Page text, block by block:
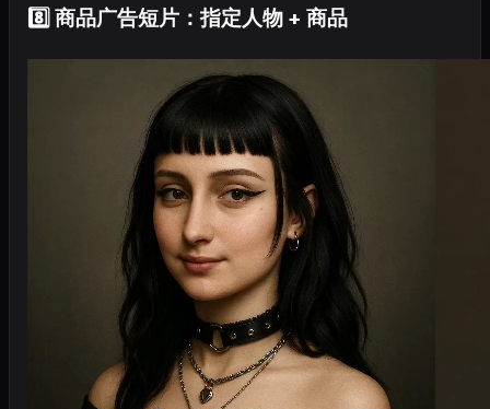
8️⃣ 商品广告短片：指定人物 + 商品